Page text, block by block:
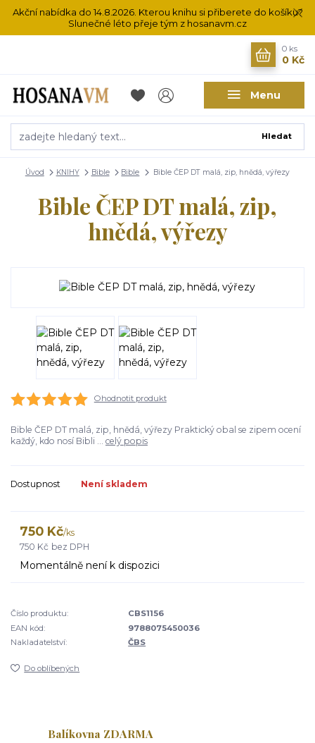
Akční nabídka do 14.8.2026. Kterou knihu si přiberete do košíku?
Slunečné léto přeje tým z hosanavm.cz
Menu
Hledat
0 ks
0 Kč
Úvod KNIHY Bible Bible Bible ČEP DT malá, zip, hnědá, výřezy
Bible ČEP DT malá, zip,
hnědá, výřezy
Ohodnotit produkt
Bible ČEP DT malá, zip, hnědá, výřezy Praktický obal se zipem ocení
každý, kdo nosí Bibli ... celý popis
Dostupnost Není skladem
750 Kč/ks
750 Kč bez DPH
Momentálně není k dispozici
Číslo produktu:
CBS1156
EAN kód:
9788075450036
Nakladatelství:
ČBS
Do oblíbených
Balíkovna ZDARMA